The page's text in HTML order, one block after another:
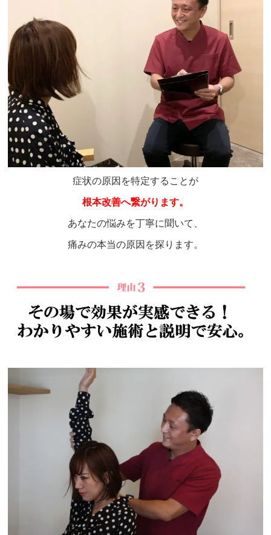
症状の原因を特定することが
根本改善へ繋がります。
あなたの悩みを丁寧に聞いて、
痛みの本当の原因を探ります。